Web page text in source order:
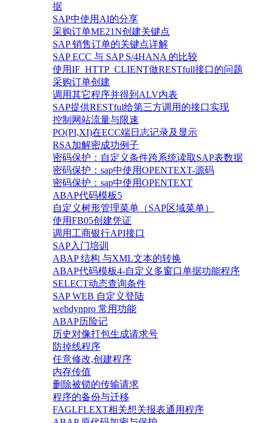
据
SAP中使用AI的分享
采购订单ME21N创建关键点
SAP 销售订单的关键点详解
SAP ECC 与 SAP S/4HANA 的比较
使用IF_HTTP_CLIENT做RESTfull接口的问题
采购订单创建
调用其它程序并得到ALV内表
SAP提供RESTful给第三方调用的接口实现
控制网站流量与限速
PO(PI,XI)在ECC端日志记录及显示
RSA加解密成功例子
密码保护：自定义条件跨系统读取SAP表数据
密码保护：sap中使用OPENTEXT-源码
密码保护：sap中使用OPENTEXT
ABAP代码模板5
自定义树形管理菜单（SAP区域菜单）
使用FB05创建凭证
调用工商银行API接口
SAP入门培训
ABAP 结构 与XML文本的转换
ABAP代码模板4-自定义多窗口单据功能程序
SELECT动态查询条件
SAP WEB 自定义登陆
webdynpro 常用功能
ABAP历险记
历史对像打包生成请求号
防掉线程序
任意修改,创建程序
内存传值
删除被锁的传输请求
程序的备份与迁移
FAGLFLEXT相关想关报表通用程序